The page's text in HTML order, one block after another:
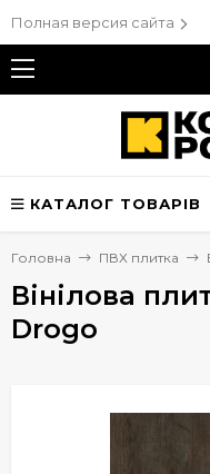
Полная версия сайта
КАТАЛОГ ТОВАРІВ
Головна ПВХ плитка
Вінілова
Drogo